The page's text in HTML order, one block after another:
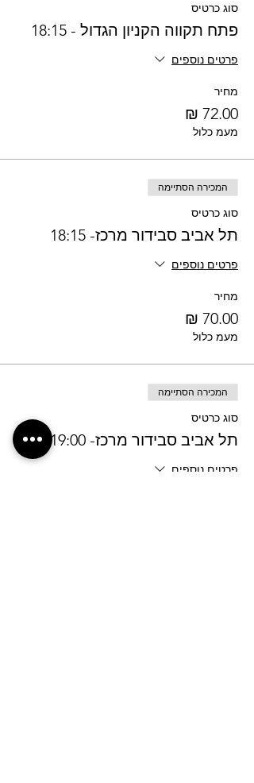
סוג כרטיס
פתח תקווה הקניון הגדול - 18:15
פרטים נוספים
מחיר
מעמ כלול
המכירה הסתיימה
סוג כרטיס
תל אביב סבידור מרכז- 18:15
פרטים נוספים
מחיר
מעמ כלול
המכירה הסתיימה
סוג כרטיס
תל אביב סבידור מרכז- 19:00
פרטים נוספים